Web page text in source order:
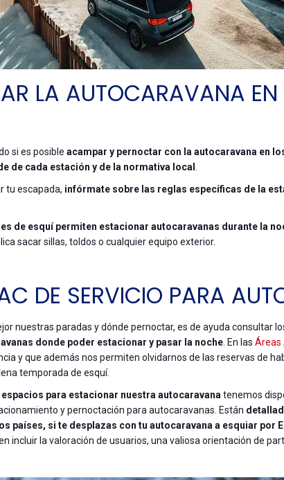
LA AUTOCARAVANA EN
si es posible acampar y pernoctar con la autocaravana en
de cada estación y de la normativa local
tu escapada, infórmate sobre las reglas específicas de la
de esquí permiten estacionar autocaravanas durante la
sacar sillas, toldos o cualquier equipo exterior.
DE SERVICIO PARA
nuestras paradas y dónde pernoctar, es de ayuda consultar
donde poder estacionar y pasar la noche . En las Áreas
y que además nos permiten olvidarnos de las reservas de
temporada de esquí.
espacios para estacionar nuestra autocaravana tenemos
y pernoctación para autocaravanas. Están
países, si te desplazas con tu autocaravana a esquiar por
incluir la valoración de usuarios, una valiosa orientación de